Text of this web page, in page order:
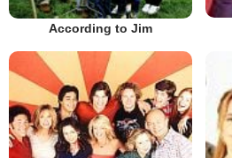
According to Jim